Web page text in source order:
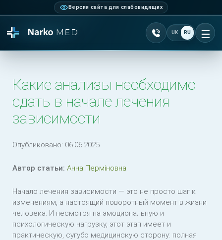
Версия сайта для слабовидящих
Позвонить +38 077
UK RU
Какие анализы необходимо
сдать в начале лечения
зависимости
Опубликовано: 06.06.2025
Автор статьи: Анна Перміновна
Начало лечения зависимости — это не просто шаг к
изменениям, а настоящий поворотный момент в жизни
человека. И несмотря на эмоциональную и
психологическую нагрузку, этот этап имеет и
практическую, сугубо медицинскую сторону: полная